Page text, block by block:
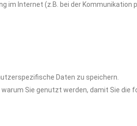
im Internet (z.B. bei der
Daten zu speichern.
warum Sie genutzt werden, damit Sie